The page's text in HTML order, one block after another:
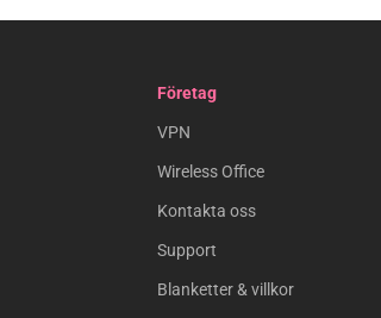
Företag
VPN
Wireless Office
Kontakta oss
Support
Blanketter & villkor